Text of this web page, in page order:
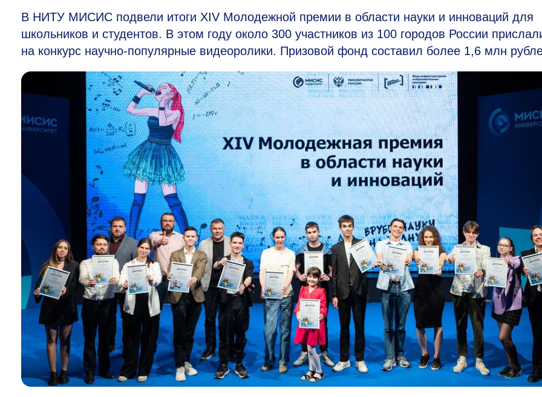
В НИТУ МИСИС подвели итоги XIV Молодежной премии в области науки и инноваций для
школьников и студентов. В этом году около 300 участников из 100 городов России
на конкурс научно-популярные видеоролики. Призовой фонд составил более 1,6 млн